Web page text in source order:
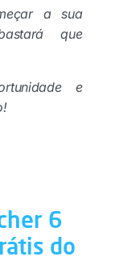
a sua
que
e
6
do